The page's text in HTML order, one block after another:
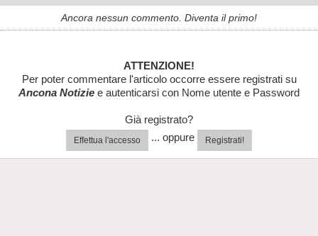
Ancora nessun commento. Diventa il primo!
ATTENZIONE!
Per poter commentare l'articolo occorre essere registrati su
Ancona Notizie e autenticarsi con Nome utente e Password
Già registrato?
Effettua l'accesso ... oppure Registrati!